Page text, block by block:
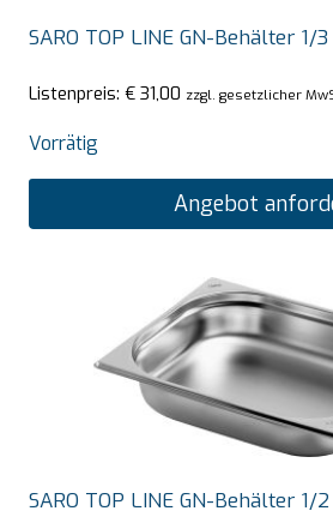
SARO TOP LINE GN-Behälter 1/
Listenpreis: € 31,00 zzgl. gesetzlicher
Vorrätig
Angebot
SARO TOP LINE GN-Behälter 1/